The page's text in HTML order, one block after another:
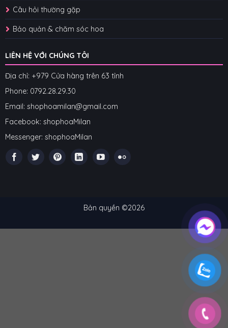
Câu hỏi thường gặp
Bảo quản & chăm sóc hoa
LIÊN HỆ VỚI CHÚNG TÔI
Địa chỉ: +979 Cửa hàng trên 63 tỉnh
Phone: 0792.28.29.30
Email: shophoamilan@gmail.com
Facebook: shophoaMilan
Messenger: shophoaMilan
Bản quyền ©2026